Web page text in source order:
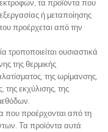
τα προϊόντα που
ή μεταποίησης
προέρχεται από την
τροποποιείται ουσιαστικά
της θερμικής
της ωρίμανσης,
της εκχύλισης, της
που προέρχονται από τη
Τα προϊόντα αυτά